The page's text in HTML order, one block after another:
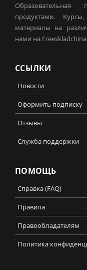
продуктами.
материалы на
нами на
ССЫЛКИ
Новости
Оформить подписку
Отзывы
Служба поддержки
ПОМОЩЬ
Справка (FAQ)
Правила
Правообладателям
Политика